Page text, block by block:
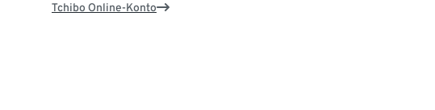
Tchibo Online-Konto